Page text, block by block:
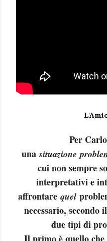
Per
unasituazione
cui non sempre
interpretativi e
affrontare quel
necessario, secondo
due tipi di
Il primo è quello che